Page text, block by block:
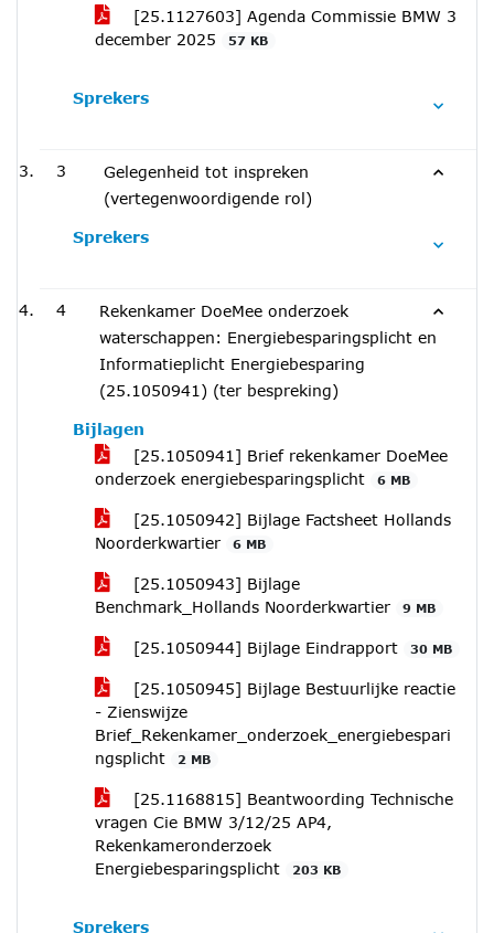
[25.1127603] Agenda Commissie BMW 3
december 2025
57 KB
Sprekers
3
Gelegenheid tot inspreken
(vertegenwoordigende rol)
Sprekers
4
Rekenkamer DoeMee onderzoek
waterschappen: Energiebesparingsplicht en
Informatieplicht Energiebesparing
(25.1050941) (ter bespreking)
Bijlagen
[25.1050941] Brief rekenkamer DoeMee
onderzoek energiebesparingsplicht
6 MB
[25.1050942] Bijlage Factsheet Hollands
Noorderkwartier
6 MB
[25.1050943] Bijlage
Benchmark_Hollands Noorderkwartier
9 MB
[25.1050944] Bijlage Eindrapport 30 MB
[25.1050945] Bijlage Bestuurlijke reactie
- Zienswijze
Brief_Rekenkamer_onderzoek_energiebespari
ngsplicht
2 MB
[25.1168815] Beantwoording Technische
vragen Cie BMW 3/12/25 AP4,
Rekenkameronderzoek
Energiebesparingsplicht
203 KB
Sprekers